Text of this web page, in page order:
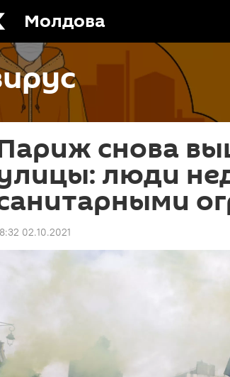
Молдова
снова
люди
02.10.2021